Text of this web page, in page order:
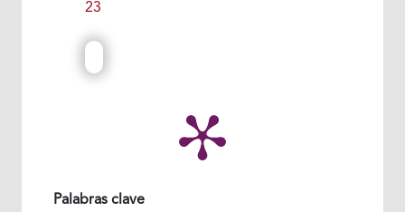
23
Palabras clave